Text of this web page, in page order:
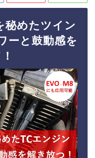
秘めたツイン
ーと鼓動感を